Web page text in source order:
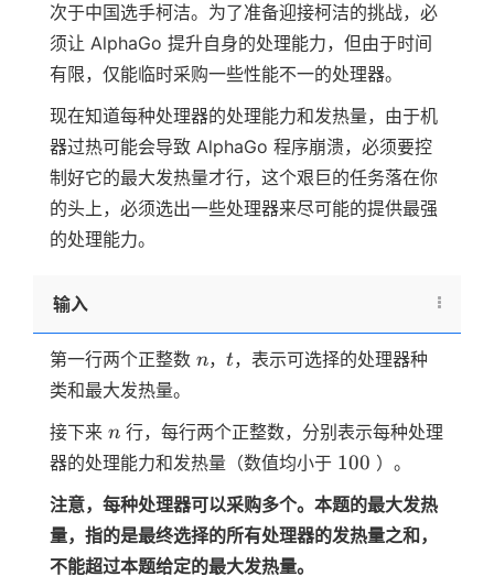
次于中国选手柯洁。为了准备迎接柯洁的挑战，必
须让 AlphaGo 提升自身的处理能力，但由于时间
有限，仅能临时采购一些性能不一的处理器。
现在知道每种处理器的处理能力和发热量，由于机
器过热可能会导致 AlphaGo 程序崩溃，必须要控
制好它的最大发热量才行，这个艰巨的任务落在你
的头上，必须选出一些处理器来尽可能的提供最强
的处理能力。
输入
第一行两个正整数 n
n， t
t，表示可选择的处理器种
类和最大发热量。
接下来 n
n 行，每行两个正整数，分别表示每种处理
器的处理能力和发热量（数值均小于 100
100 ）。
注意，每种处理器可以采购多个。本题的最大发热
量，指的是最终选择的所有处理器的发热量之和，
不能超过本题给定的最大发热量。